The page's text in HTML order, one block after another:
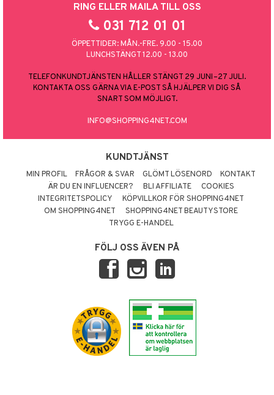
RING ELLER MAILA TILL OSS
031 712 01 01
ÖPPETTIDER: MÅN.-FRE. 9.00 - 15.00
LUNCHSTÄNGT 12.00 - 13.00
TELEFONKUNDTJÄNSTEN HÅLLER STÄNGT 29 JUNI–27 JULI.
KONTAKTA OSS GÄRNA VIA E-POST SÅ HJÄLPER VI DIG SÅ
SNART SOM MÖJLIGT.
INFO@SHOPPING4NET.COM
KUNDTJÄNST
MIN PROFIL FRÅGOR & SVAR GLÖMT LÖSENORD
KONTAKT
ÄR DU EN INFLUENCER?
BLI AFFILIATE
COOKIES
INTEGRITETSPOLICY
KÖPVILLKOR FÖR SHOPPING4NET
OM SHOPPING4NET
SHOPPING4NET BEAUTYSTORE
TRYGG E-HANDEL
FÖLJ OSS ÄVEN PÅ